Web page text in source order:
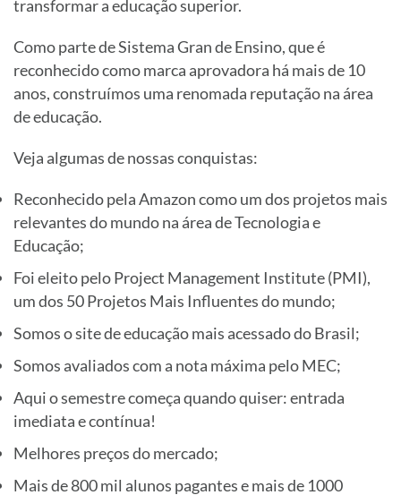
transformar a educação superior.
Como parte de Sistema Gran de Ensino, que é
reconhecido como marca aprovadora há mais de 10
anos, construímos uma renomada reputação na área
de educação.
Veja algumas de nossas conquistas:
Reconhecido pela Amazon como um dos projetos mais
relevantes do mundo na área de Tecnologia e
Educação;
Foi eleito pelo Project Management Institute (PMI),
um dos 50 Projetos Mais Influentes do mundo;
Somos o site de educação mais acessado do Brasil;
Somos avaliados com a nota máxima pelo MEC;
Aqui o semestre começa quando quiser: entrada
imediata e contínua!
Melhores preços do mercado;
Mais de 800 mil alunos pagantes e mais de 1000